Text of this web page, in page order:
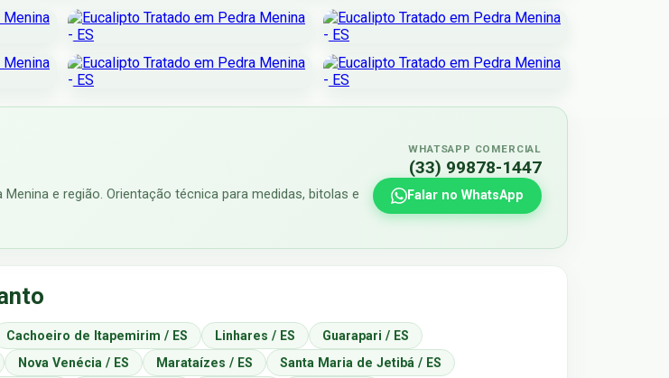
e região. Orientação técnica para medidas, bitolas e
WHATSAPP COMERCIAL
(33) 99878-1447
Falar no WhatsApp
Cachoeiro de Itapemirim / ES Linhares / ES
Guarapari / ES
Nova Venécia / ES Marataízes / ES Santa Maria de Jetibá / ES